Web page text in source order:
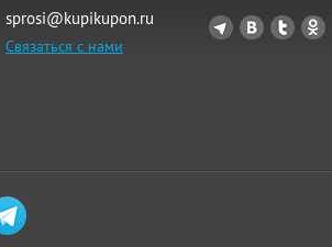
sprosi@kupikupon.ru
Связаться с нами